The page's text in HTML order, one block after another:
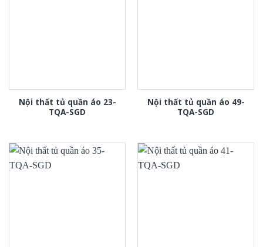
Nội thất tủ quần áo 23-
TQA-SGD
Nội thất tủ quần áo 49-
TQA-SGD